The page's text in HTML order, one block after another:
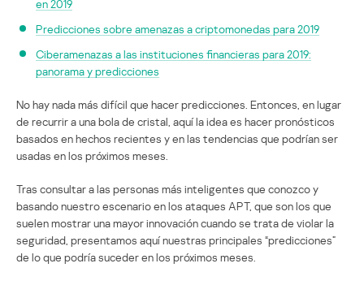
en 2019
Predicciones sobre amenazas a criptomonedas para 2019
Ciberamenazas a las instituciones financieras para 2019:
panorama y predicciones
No hay nada más difícil que hacer predicciones. Entonces, en lugar
de recurrir a una bola de cristal, aquí la idea es hacer pronósticos
basados en hechos recientes y en las tendencias que podrían ser
usadas en los próximos meses.
Tras consultar a las personas más inteligentes que conozco y
basando nuestro escenario en los ataques APT, que son los que
suelen mostrar una mayor innovación cuando se trata de violar la
seguridad, presentamos aquí nuestras principales “predicciones”
de lo que podría suceder en los próximos meses.